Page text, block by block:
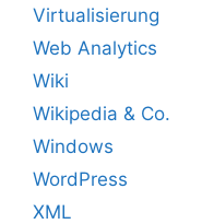
Virtualisierung
Web Analytics
Wiki
Wikipedia & Co.
Windows
WordPress
XML